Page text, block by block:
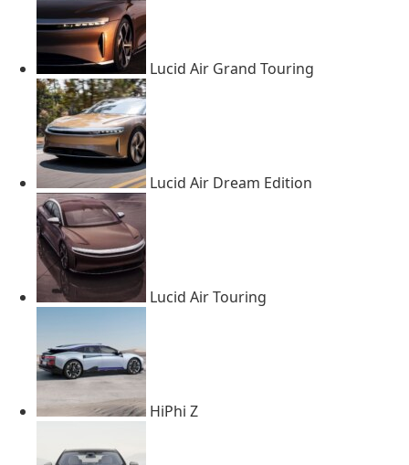
Lucid Air Grand Touring
Lucid Air Dream Edition
Lucid Air Touring
HiPhi Z